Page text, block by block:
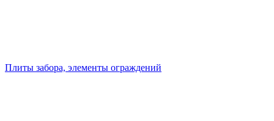
Плиты забора, элементы ограждений